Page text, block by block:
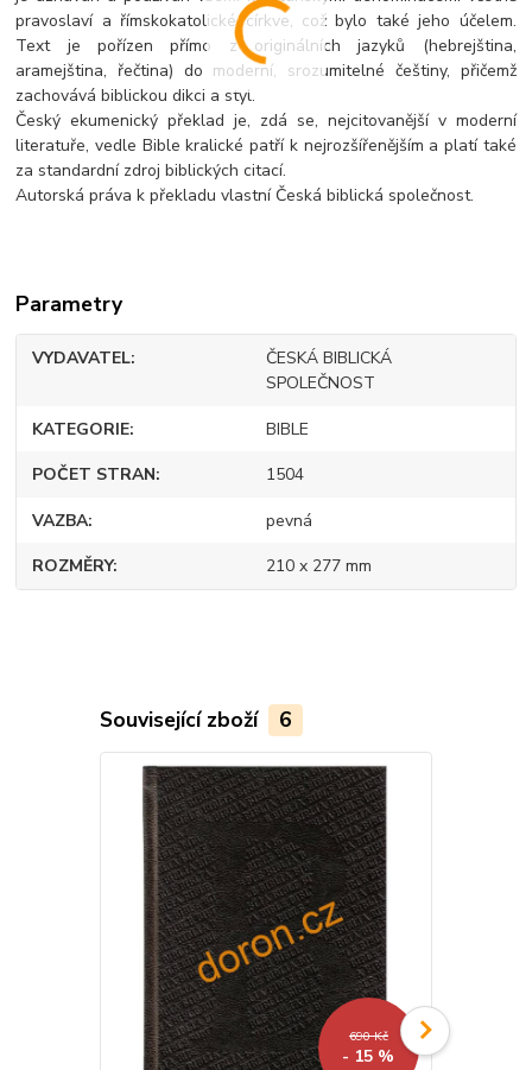
pravoslaví a římskokatolické církve, což bylo také jeho účelem.
Text je pořízen přímo z originálních jazyků (hebrejština,
aramejština, řečtina) do moderní, srozumitelné češtiny, přičemž
zachovává biblickou dikci a styl.
Český ekumenický překlad je, zdá se, nejcitovanější v moderní
literatuře, vedle Bible kralické patří k nejrozšířenějším a platí také
za standardní zdroj biblických citací.
Autorská práva k překladu vlastní Česká biblická společnost.
Parametry
VYDAVATEL
ČESKÁ BIBLICKÁ
SPOLEČNOST
KATEGORIE BIBLE
POČET STRAN 1504
VAZBA pevná
ROZMĚRY 210 x 277 mm
Související zboží 6
690 Kč
- 15 %